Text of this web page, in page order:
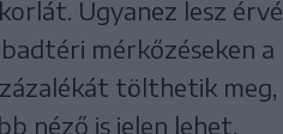
Ugyanez lesz
mérkőzéseken
tölthetik meg,
néző is jelen lehet.